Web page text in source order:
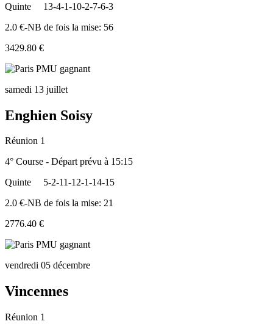
Quinte
13-4-1-10-2-7-6-3
2.0 €-NB de fois la mise: 56
3429.80 €
samedi 13 juillet
Enghien Soisy
Réunion 1
4° Course - Départ prévu à 15:15
Quinte
5-2-11-12-1-14-15
2.0 €-NB de fois la mise: 21
2776.40 €
vendredi 05 décembre
Vincennes
Réunion 1